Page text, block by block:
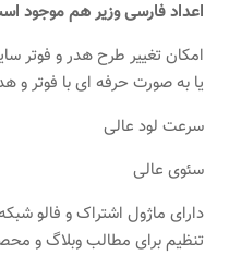
اعداد فارسی وزیر هم موجود
امکان تغییر طرح هدر و فوتر
یا به صورت حرفه ای با فوتر و
سرعت لود عالی
سئوی عالی
دارای ماژول اشتراک و فالو
تنظیم برای مطالب وبلاگ و